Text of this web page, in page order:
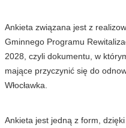
Ankieta związana jest z
Gminnego Programu
2028, czyli dokumentu, w
mające przyczynić się do
Włocławka.
Ankieta jest jedną z form,